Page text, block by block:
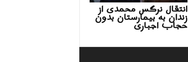
انتقال نرگس محمدی از
زندان به بیمارستان بدون
حجاب اجباری